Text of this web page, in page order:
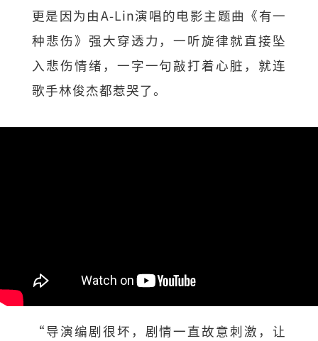
更是因为由A-Lin演唱的电影主题曲《有一
种悲伤》强大穿透力，一听旋律就直接坠
入悲伤情绪，一字一句敲打着心脏，就连
歌手林俊杰都惹哭了。
“导演编剧很坏，剧情一直故意刺激，让